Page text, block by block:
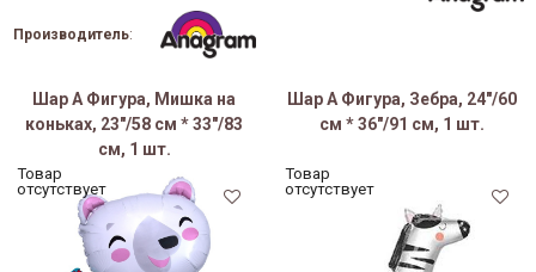
Производитель:
Шар А Фигура, Мишка на
коньках, 23"/58 см * 33"/83
см, 1 шт.
Товар
отсутствует
Шар А Фигура, Зебра, 24"/60
см * 36"/91 см, 1 шт.
Товар
отсутствует